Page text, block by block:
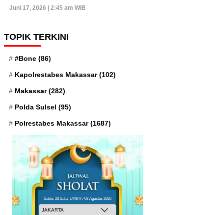
Juni 17, 2026 | 2:45 am WIB
TOPIK TERKINI
#Bone (86)
Kapolrestabes Makassar(102)
Makassar(282)
Polda Sulsel (95)
Polrestabes Makassar(1687)
Sabtu, 23 Safar 1448 H / 08 Agustus 2026